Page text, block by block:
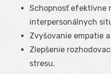
Schopnosť efektívne
interpersonálnych
Zvyšovanie empatie
Zlepšenie
stresu.